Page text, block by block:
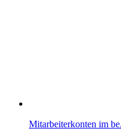
Mitarbeiterkonten im